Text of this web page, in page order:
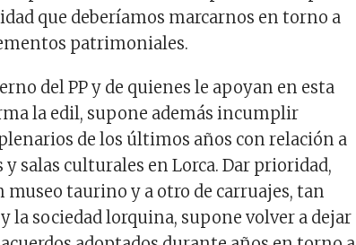
que deberíamos marcarnos en torno a
patrimoniales.
del PP y de quienes le apoyan en esta
la edil, supone además incumplir
de los últimos años con relación a
y salas culturales en Lorca. Dar prioridad,
museo taurino y a otro de carruajes, tan
la sociedad lorquina, supone volver a dejar